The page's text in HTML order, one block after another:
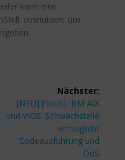
kann eine
ausnutzen, um
Nächster:
Nächster
Beitrag:
[NEU] [hoch] IBM AIX
und VIOS: Schwachstelle
ermöglicht
Codeausführung und
DoS